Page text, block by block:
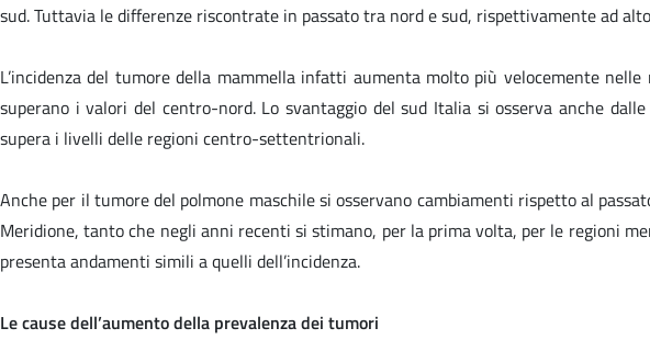
sud. Tuttavia le differenze riscontrate in passato tra nord e sud, rispettivamente ad
L’incidenza del tumore della mammella infatti aumenta molto più velocemente
superano i valori del centro-nord. Lo svantaggio del sud Italia si osserva anche
supera i livelli delle regioni centro-settentrionali.
Anche per il tumore del polmone maschile si osservano cambiamenti rispetto al
Meridione, tanto che negli anni recenti si stimano, per la prima volta, per le regioni
presenta andamenti simili a quelli dell’incidenza.
Le cause dell’aumento della prevalenza dei tumori